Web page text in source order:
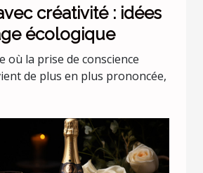
créativité : idées
écologique
où la prise de conscience
de plus en plus prononcée,